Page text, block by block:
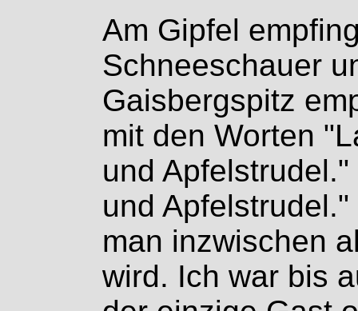
Am Gipfel
Schneeschauer
Gaisbergspitz
mit den Worten
und
und
man inzwischen
wird. Ich war bis